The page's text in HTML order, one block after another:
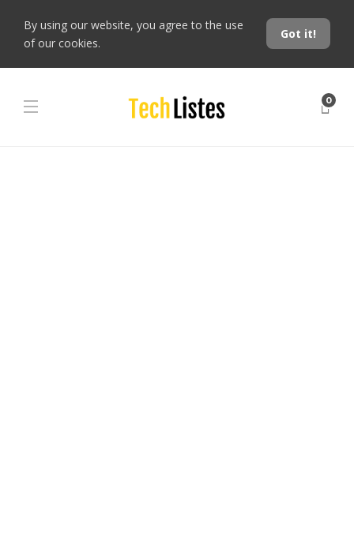
By using our website, you agree to the use
of our cookies.
Got it!
0